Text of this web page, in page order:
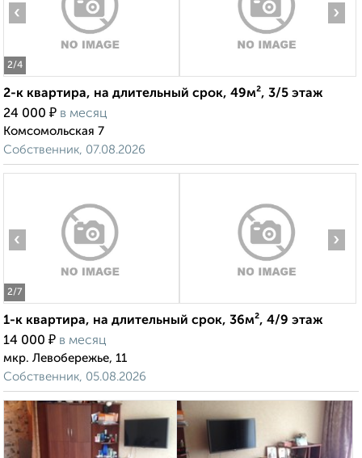
2/4
‹ ›
2-к квартира, на длительный срок, 49м², 3/5 этаж
24 000 ₽ в месяц
Комсомольская 7
Собственник, 07.08.2026
2/7
‹ ›
1-к квартира, на длительный срок, 36м², 4/9 этаж
14 000 ₽ в месяц
мкр. Левобережье, 11
Собственник, 05.08.2026